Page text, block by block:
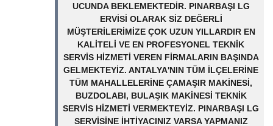
UCUNDA BEKLEMEKTEDIR. PINARBAŞI LG
ERVISI OLARAK SIZ DEĞERLI
MÜŞTERILERIMIZE ÇOK UZUN YILLARDIR EN
KALITELI VE EN PROFESYONEL TEKNIK
SERVIS HIZMETI VEREN FIRMALARIN BAŞINDA
GELMEKTEYIZ. ANTALYA'NIN TÜM ILÇELERINE
TÜM MAHALLELERINE ÇAMAŞIR MAKINESI,
BUZDOLABI, BULAŞIK MAKINESI TEKNIK
SERVIS HIZMETI VERMEKTEYIZ. PINARBAŞI LG
SERVISINE IHTIYACINIZ VARSA YAPMANIZ